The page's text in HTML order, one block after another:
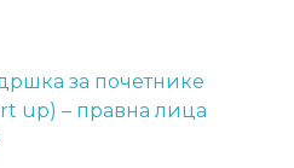
за почетнике
up) – правна лица